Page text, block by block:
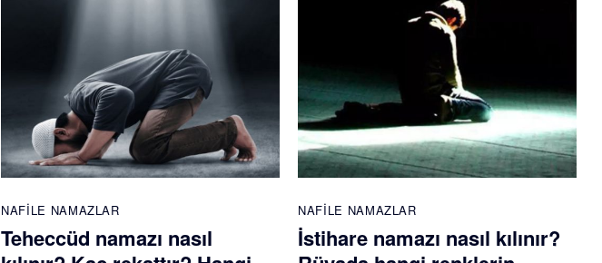
NAFILE NAMAZLAR
Teheccüd namazı nasıl
NAFILE NAMAZLAR
İstihare namazı nasıl kılınır?